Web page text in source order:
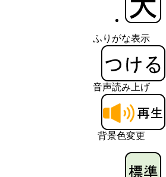
ふりがな表示
音声読み上げ
背景色変更